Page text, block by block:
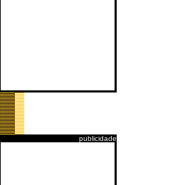
publicidade